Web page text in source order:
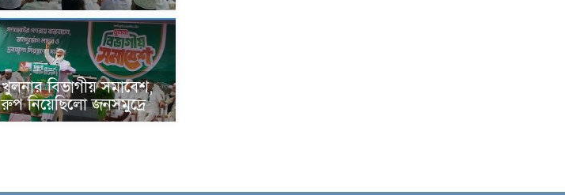
খুলনার বিভাগীয় সমাবেশ,
রুপ নিয়েছিলো জনসমুদ্রে